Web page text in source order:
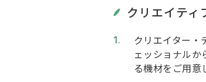
クリエイティ
クリエイター・
ェッショナル
る機材をご用意